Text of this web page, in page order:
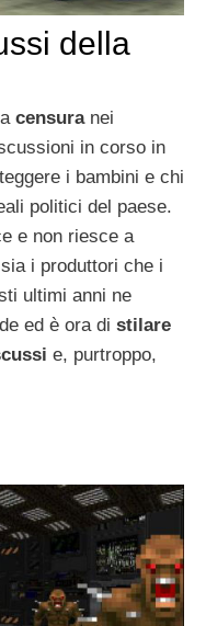
della
censuranei
in corso in
i bambini e chi
politici del paese.
e non riesce a
i produttori che i
ultimi anni ne
ed è ora di stilare
e, purtroppo,